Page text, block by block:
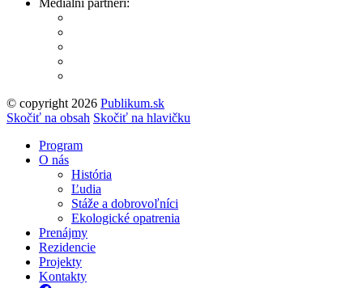
© copyright 2026 Publikum.sk
Tvorba stránok: Enjoy
Skočiť na obsah Skočiť na hlavičku
Program
O nás
História
Ľudia
Stáže a dobrovoľníci
Ekologické opatrenia
Prenájmy
Rezidencie
Projekty
Kontakty